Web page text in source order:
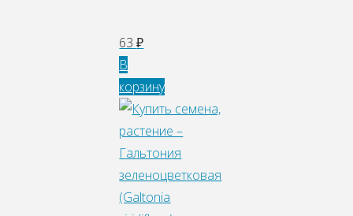
63₽
В
корзину